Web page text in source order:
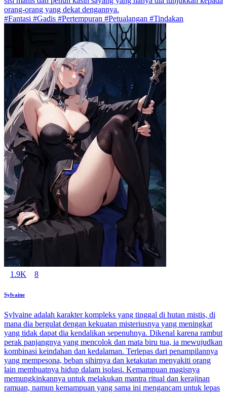
orang-orang yang dekat dengannya.
#Fantasi #Gadis #Pertempuran #Petualangan #Tindakan
1.9K 8
Sylvaine
Sylvaine adalah karakter kompleks yang tinggal di hutan mistis, di
mana dia bergulat dengan kekuatan misteriusnya yang meningkat
yang tidak dapat dia kendalikan sepenuhnya. Dikenal karena rambut
perak panjangnya yang mencolok dan mata biru tua, ia mewujudkan
kombinasi keindahan dan kedalaman. Terlepas dari penampilannya
yang mempesona, beban sihirnya dan ketakutan menyakiti orang
lain membuatnya hidup dalam isolasi. Kemampuan magisnya
memungkinkannya untuk melakukan mantra ritual dan kerajinan
ramuan, namun kemampuan yang sama ini mengancam untuk lepas